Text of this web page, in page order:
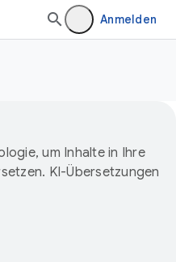
Anmelden
um Inhalte in Ihre
KI-Übersetzungen